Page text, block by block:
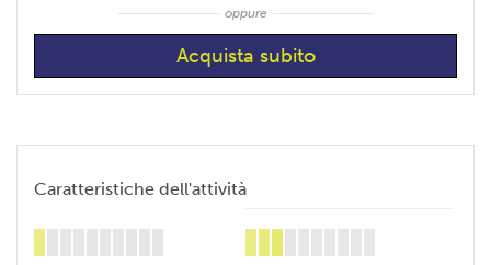
oppure
Caratteristiche dell'attività